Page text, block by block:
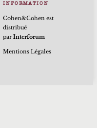
INFORMATION
Cohen&Cohen est
distribué
parInterforum
Mentions Légales